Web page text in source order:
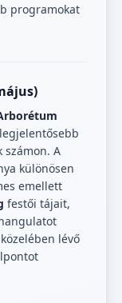
programokat
A
különösen
emellett
festői tájait,
közelében lévő